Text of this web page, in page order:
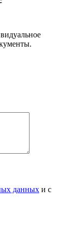
данных и с